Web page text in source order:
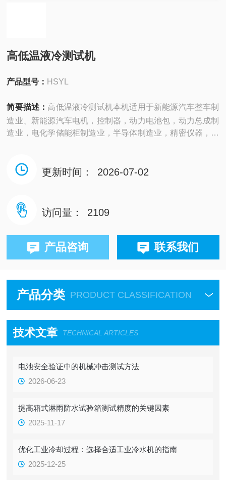
高低温液冷测试机
产品型号： HSYL
简要描述： 高低温液冷测试机本机适用于新能源汽车整车制
造业、新能源汽车电机，控制器，动力电池包，动力总成制
造业，电化学储能柜制造业，半导体制造业，精密仪器，相
更新时间： 2026-07-02
访问量： 2109
产品咨询 联系我们
产品分类 PRODUCT CLASSIFICATION
技术文章 TECHNICAL ARTICLES
电池安全验证中的机械冲击测试方法
2026-06-23
提高箱式淋雨防水试验箱测试精度的关键因素
2025-11-17
优化工业冷却过程：选择合适工业冷水机的指南
2025-12-25